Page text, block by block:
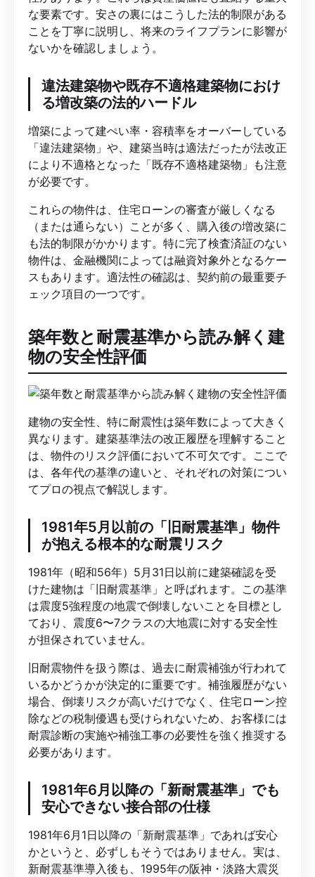
な要素です。安さの裏にはこうした法的制限がある
ことを丁寧に説明し、将来のライフプランに影響が
ないかを確認しましょう。
違法建築物や既存不適格建築物におけ
る増改築の法的ハードル
増築によって建ぺい率・容積率をオーバーしている
「違法建築物」や、建築当時は適法だったが法改正
により不適格となった「既存不適格建築物」も注意
が必要です。
これらの物件は、住宅ローンの審査が厳しくなる
（または通らない）ことが多く、購入後の増改築に
も法的制限がかかります。特に完了検査済証のない
物件は、金融機関によっては融資対象外となるケー
スもあります。適法性の確認は、契約前の最重要チ
ェック項目の一つです。
築年数と耐震基準から読み解く建
物の安全性評価
建物の安全性、特に耐震性は築年数によって大きく
異なります。建築基準法の改正履歴を理解すること
は、物件のリスク評価において不可欠です。ここで
は、各年代の基準の違いと、それぞれの対策につい
てプロの視点で解説します。
1981年5月以前の「旧耐震基準」物件
が抱える根本的な耐震リスク
1981年（昭和56年）5月31日以前に建築確認を受
けた建物は「旧耐震基準」と呼ばれます。この基準
は震度5強程度の地震で倒壊しないことを目標とし
ており、震度6〜7クラスの大地震に対する安全性
が担保されていません。
旧耐震物件を扱う際は、過去に耐震補強が行われて
いるかどうかが決定的に重要です。補強履歴がない
場合、倒壊リスクが高いだけでなく、住宅ローン控
除などの税制優遇も受けられないため、お客様には
耐震診断の実施や補強工事の必要性を強く推奨する
必要があります。
1981年6月以降の「新耐震基準」でも
安心できない接合部の仕様
1981年6月1日以降の「新耐震基準」であれば安心
かというと、必ずしもそうではありません。実は、
新耐震基準導入後も、1995年の阪神・淡路大震災